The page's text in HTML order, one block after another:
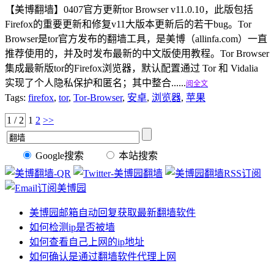
【美博翻墙】0407官方更新tor Browser v11.0.10，此版包括
Firefox的重要更新和修复v11大版本更新后的若干bug。Tor
Browser是tor官方发布的翻墙工具，是美博（allinfa.com）一直
推荐使用的，并及时发布最新的中文版使用教程。Tor Browser
集成最新版tor的Firefox浏览器，默认配置通过 Tor 和 Vidalia
实现了个人隐私保护和匿名；其中整合......阅全文
Tags: firefox, tor, Tor-Browser, 安卓, 浏览器, 苹果
1 / 2 1 2 >>
Google搜索 本站搜索
美博园邮箱自动回复获取最新翻墙软件
如何检测ip是否被墙
如何查看自己上网的ip地址
如何确认是通过翻墙软件代理上网